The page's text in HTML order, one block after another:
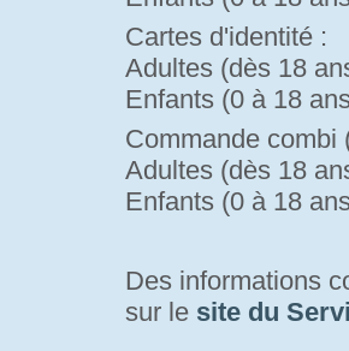
Cartes d'identité :
Adultes (dès 18
Enfants (0 à 18
Commande combi
Adultes (dès 18
Enfants (0 à 18
Des informations
sur le site du